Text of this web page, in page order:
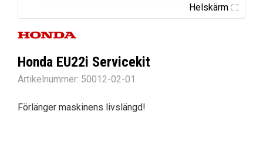
Helskärm
Honda EU22i Servicekit
Artikelnummer: 50012-02-01
Förlänger maskinens livslängd!